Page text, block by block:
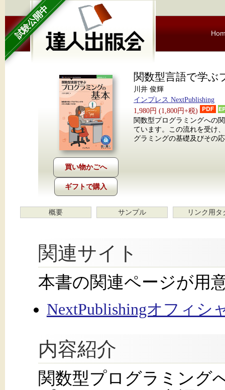
試験公開中
ギフトで購入
関数型言語で学ぶ
川井 俊輝
インプレス NextPublishing
1,980円 (1,800円+税)
関数型プログラミングへの
ています。この流れを受け
グラミングの基礎及びその
概要 サンプル リンク用タ
関連サイト
本書の関連ページが用
NextPublishingオフィシ
内容紹介
関数型プログラミング